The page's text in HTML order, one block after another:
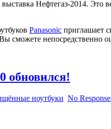
Нефтегаз-2014. Это
Panasonic приглашает
сможете непосредственно
обновился!
ноутбуки No